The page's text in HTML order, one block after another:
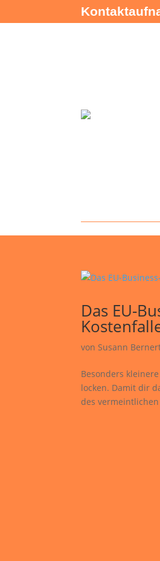
Das EU-
vonSusann
Besonders
locken. Damit dir
des vermeintlichen